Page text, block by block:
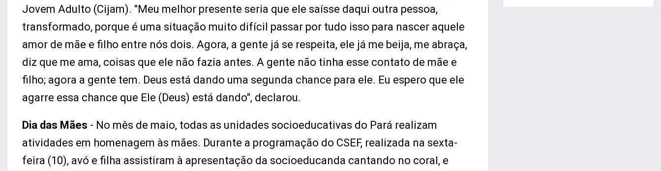
Jovem Adulto (Cijam). "Meu melhor presente seria que ele saísse daqui outra pessoa,
transformado, porque é uma situação muito difícil passar por tudo isso para nascer aquele
amor de mãe e filho entre nós dois. Agora, a gente já se respeita, ele já me beija, me abraça,
diz que me ama, coisas que ele não fazia antes. A gente não tinha esse contato de mãe e
filho; agora a gente tem. Deus está dando uma segunda chance para ele. Eu espero que ele
agarre essa chance que Ele (Deus) está dando", declarou.
Dia das Mães - No mês de maio, todas as unidades socioeducativas do Pará realizam
atividades em homenagem às mães. Durante a programação do CSEF, realizada na sexta-
feira (10), avó e filha assistiram à apresentação da socioeducanda cantando no coral, e